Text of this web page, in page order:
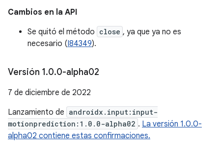
Cambios en la API
Se quitó el método close , ya que ya no es
necesario (I84349).
Versión 1.0.0-alpha02
7 de diciembre de 2022
Lanzamiento de androidx.input:input-
motionprediction:1.0.0-alpha02 . La versión 1.0.0-
alpha02 contiene estas confirmaciones.